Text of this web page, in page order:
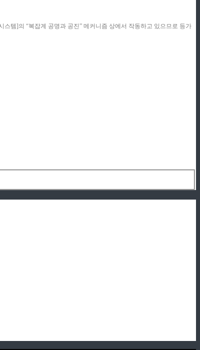
템]의 “복잡계 공명과 공진” 메커니즘 상에서 작동하고 있으므로 등가